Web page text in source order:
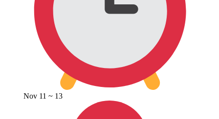
Nov 11 ~ 13